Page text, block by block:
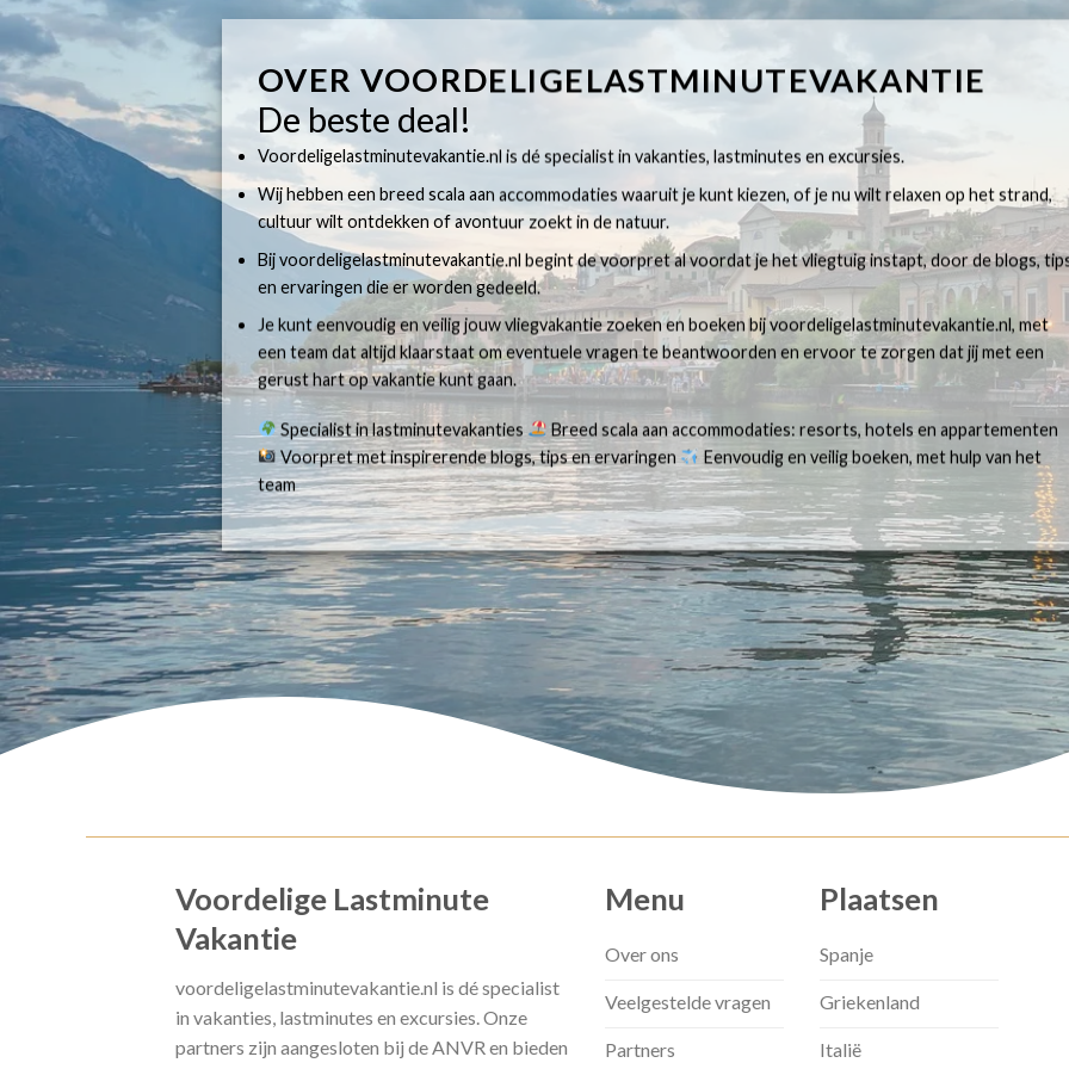
OVER VOORDELIGELASTMINUTEVAKANTIE
De beste deal!
Voordeligelastminutevakantie.nl is dé specialist in vakanties, lastminutes en excursies.
Wij hebben een breed scala aan accommodaties waaruit je kunt kiezen, of je nu wilt relaxen op het strand,
cultuur wilt ontdekken of avontuur zoekt in de natuur.
Bij voordeligelastminutevakantie.nl begint de voorpret al voordat je het vliegtuig instapt, door de blogs,
en ervaringen die er worden gedeeld.
Je kunt eenvoudig en veilig jouw vliegvakantie zoeken en boeken bij voordeligelastminutevakantie.nl, met
een team dat altijd klaarstaat om eventuele vragen te beantwoorden en ervoor te zorgen dat jij met een
gerust hart op vakantie kunt gaan.
Specialist in lastminutevakanties
Breed scala aan accommodaties: resorts, hotels en appartementen
Voorpret met inspirerende blogs, tips en ervaringen
Eenvoudig en veilig boeken, met hulp van het
team
Voordelige Lastminute
Vakantie
voordeligelastminutevakantie.nl is dé specialist
in vakanties, lastminutes en excursies. Onze
partners zijn aangesloten bij de ANVR en bieden
Menu
Over ons
Veelgestelde vragen
Partners
Plaatsen
Spanje
Griekenland
Italië